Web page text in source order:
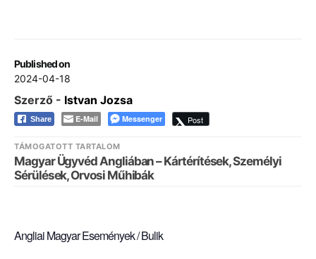
Published on
2024-04-18
Szerző - Istvan Jozsa
Share E-Mail Messenger Post
TÁMOGATOTT TARTALOM
Magyar Ügyvéd Angliában – Kártérítések, Személyi
Sérülések, Orvosi Műhibák
Angliai Magyar Események / Bulik